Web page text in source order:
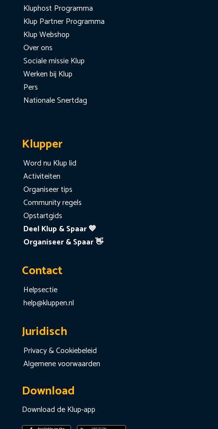
Kluphost Programma
Klup Partner Programma
Klup Webshop
Over ons
Sociale missie Klup
Werken bij Klup
Pers
Nationale Snertdag
Klupper
Word nu Klup lid
Activiteiten
Organiseer tips
Community regels
Opstartgids
Deel Klup & Spaar 💙
Organiseer & Spaar 👋
Contact
Helpsectie
help@kluppen.nl
Juridisch
Privacy & Cookiebeleid
Algemene voorwaarden
Download
Download de Klup-app